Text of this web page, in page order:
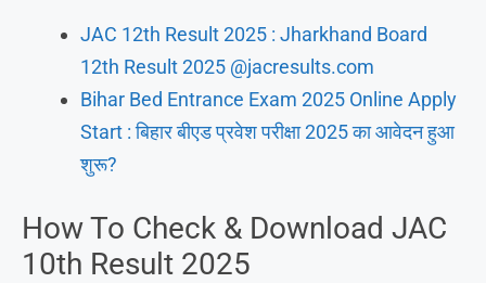
JAC 12th Result 2025 : Jharkhand Board
12th Result 2025 @jacresults.com
Bihar Bed Entrance Exam 2025 Online Apply
Start : बिहार बीएड प्रवेश परीक्षा 2025 का आवेदन हुआ
शुरू?
How To Check & Download JAC
10th Result 2025